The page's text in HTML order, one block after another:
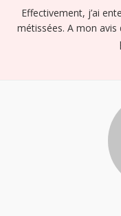
Effectivement, j’ai
métissées. A mon